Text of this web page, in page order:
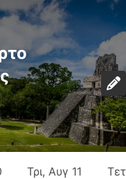
Τρι, Αυγ 11